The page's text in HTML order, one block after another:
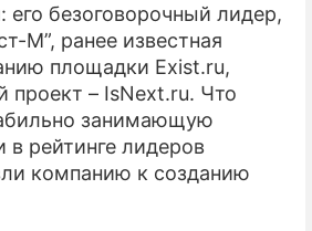
ЭКОНОМИКА
ПРОИСШЕСТВИЯ
СОННИК
СТИЛЬ ЖИЗНИ
СЕРИАЛЫ
его безоговорочный лидер,
М”, ранее известная
площадки Exist.ru,
проект – IsNext.ru. Что
занимающую
в рейтинге лидеров
компанию к созданию